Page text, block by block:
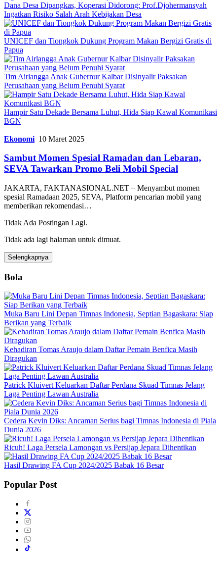
Dana Desa Dipangkas, Koperasi Didorong: Prof.Djohermansyah
Ingatkan Risiko Salah Arah Kebijakan Desa
UNICEF dan Tiongkok Dukung Program Makan Bergizi Gratis di
Papua
Tim Airlangga Anak Gubernur Kalbar Disinyalir Paksakan
Perusahaan yang Belum Penuhi Syarat
Hampir Satu Dekade Bersama Luhut, Hida Siap Kawal Komunikasi
BGN
Ekonomi 10 Maret 2025
Sambut Momen Spesial Ramadan dan Lebaran,
SEVA Tawarkan Promo Beli Mobil Special
JAKARTA, FAKTANASIONAL.NET – Menyambut momen
spesial Ramadaan 2025, SEVA, Platform pencarian mobil yang
memberikan rekomendasi…
Tidak Ada Postingan Lagi.
Tidak ada lagi halaman untuk dimuat.
Selengkapnya
Bola
Muka Baru Lini Depan Timnas Indonesia, Septian Bagaskara: Siap
Berikan yang Terbaik
Kehadiran Tomas Araujo dalam Daftar Pemain Benfica Masih
Diragukan
Patrick Kluivert Keluarkan Daftar Perdana Skuad Timnas Jelang
Laga Penting Lawan Australia
Cedera Kevin Diks: Ancaman Serius bagi Timnas Indonesia di Piala
Dunia 2026
Ricuh! Laga Persela Lamongan vs Persijap Jepara Dihentikan
Hasil Drawing FA Cup 2024/2025 Babak 16 Besar
Popular Post